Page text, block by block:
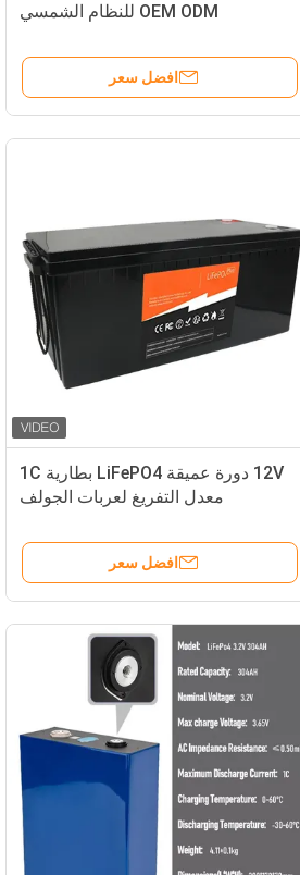
OEM ODM للنظام الشمسي
افضل سعر
12V دورة عميقة LiFePO4 بطارية 1C
معدل التفريغ لعربات الجولف
افضل سعر